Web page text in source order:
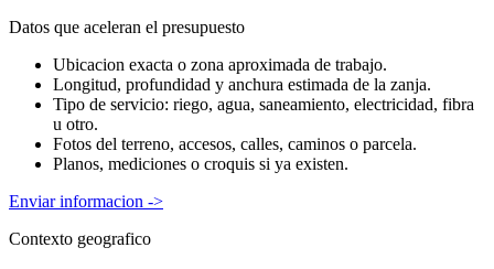
Datos que aceleran el presupuesto
Ubicacion exacta o zona aproximada de trabajo.
Longitud, profundidad y anchura estimada de la zanja.
Tipo de servicio: riego, agua, saneamiento, electricidad, fibra
u otro.
Fotos del terreno, accesos, calles, caminos o parcela.
Planos, mediciones o croquis si ya existen.
Enviar informacion ->
Contexto geografico